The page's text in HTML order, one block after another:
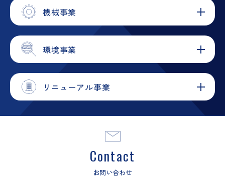
機械事業
環境事業
リニューアル事業
Contact
お問い合わせ